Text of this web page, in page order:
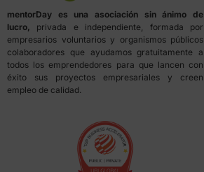
mentorDay es una asociación sin ánimo de
lucro, privada e independiente, formada por
empresarios voluntarios y organismos públicos
colaboradores que ayudamos gratuitamente a
todos los emprendedores para que lancen con
éxito sus proyectos empresariales y creen
empleo de calidad.